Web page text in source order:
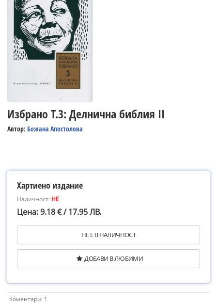
Избрано Т.3: Делнична библия II
Автор: Божана Апостолова
Хартиено издание
Наличност: НЕ
Цена: 9.18 € / 17.95 ЛВ.
НЕ Е В НАЛИЧНОСТ
ДОБАВИ В ЛЮБИМИ
Коментари: 1